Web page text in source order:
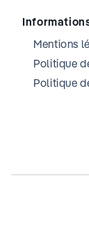
Mentions
Politique
Politique